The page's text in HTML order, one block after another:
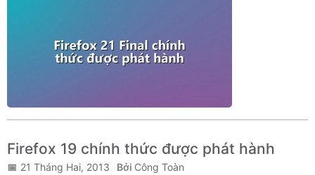
Firefox 19 chính thức được phát hành
21 Tháng Hai, 2013 Công Toàn